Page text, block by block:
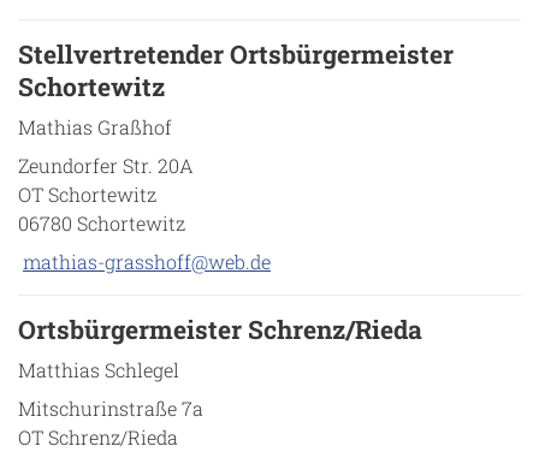
Stellvertretender Ortsbürgermeister
Schortewitz
Mathias Graßhof
Zeundorfer Str. 20A
OT Schortewitz
06780 Schortewitz
mathias-grasshoff@web.de
Ortsbürgermeister Schrenz/Rieda
Matthias Schlegel
Mitschurinstraße 7a
OT Schrenz/Rieda